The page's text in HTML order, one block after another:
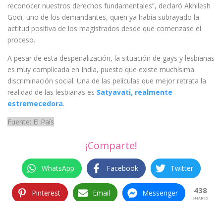
reconocer nuestros derechos fundamentales”, declaró Akhilesh
Godi, uno de los demandantes, quien ya había subrayado la
actitud positiva de los magistrados desde que comenzase el
proceso.
A pesar de esta despenalización, la situación de gays y lesbianas
es muy complicada en India, puesto que existe muchísima
discriminación social. Una de las películas que mejor retrata la
realidad de las lesbianas es Satyavati, realmente
estremecedora.
Fuente: El País
¡Comparte!
WhatsApp Facebook Twitter
Pinterest Email Messenger 438
SHARES